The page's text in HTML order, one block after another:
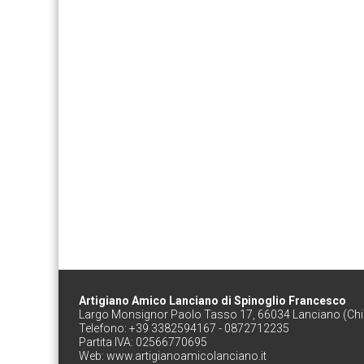
Artigiano Amico Lanciano di Spinoglio Francesco
Largo Monsignor Paolo Tasso 17, 66034 Lanciano
Telefono: +39 3382594167 - 0872712235
Partita IVA: 02566770695
Web: www.artigianoamicolanciano.it